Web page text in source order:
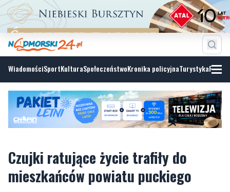
WiadomościSportKulturaSpołeczeństwoKronika policyjnaTurystyka
Czujki ratujące życie trafiły do
mieszkańców powiatu puckiego